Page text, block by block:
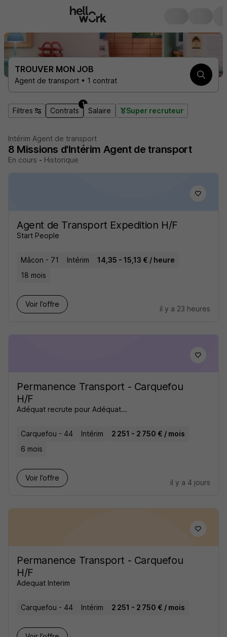
TROUVER MON JOB
Agent de transport • 1 contrat
Filtres Contrats
1
Salaire Super recruteur
Intérim Agent de transport
8 Missions d'Intérim Agent de transport
En cours - Historique
Agent de Transport Expedition H/F
Start People
Mâcon - 71 Intérim
14,35 - 15,13 € / heure
18 mois
Voir l’offre
il y a 23 heures
Permanence Transport - Carquefou
H/F
Adéquat recrute pour Adéquat...
Carquefou - 44 Intérim
2 251 - 2 750 € / mois
6 mois
Voir l’offre
il y a 4 jours
Permanence Transport - Carquefou
H/F
Adequat Interim
Carquefou - 44 Intérim 2 251 - 2 750 € / mois